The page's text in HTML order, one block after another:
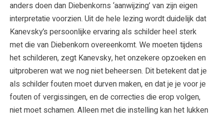
anders doen dan Diebenkorns ‘aanwijzing’ van zijn eigen
interpretatie voorzien. Uit de hele lezing wordt duidelijk dat
Kanevsky’s persoonlijke ervaring als schilder heel sterk
met die van Diebenkorn overeenkomt. We moeten tijdens
het schilderen, zegt Kanevsky, het onzekere opzoeken en
uitproberen wat we nog niet beheersen. Dit betekent dat je
als schilder fouten moet durven maken, en dat je je voor je
fouten of vergissingen, en de correcties die erop volgen,
niet moet schamen. Alleen met die instelling kan het lukken